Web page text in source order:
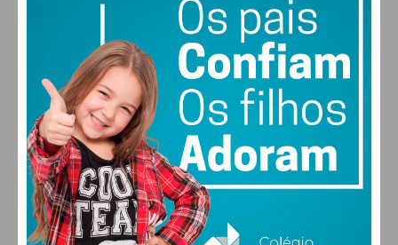
26°
DOM
28
SEG
30°
TER
31°